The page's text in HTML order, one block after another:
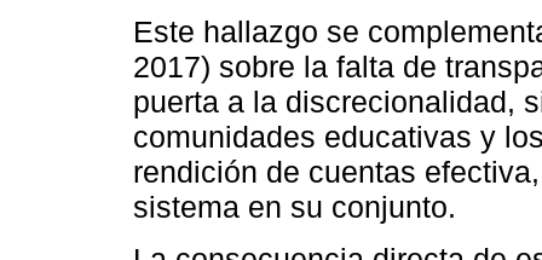
Este hallazgo se
2017) sobre la falta de
puerta a la discrecionalidad,
comunidades educativas y
rendición de cuentas
sistema en su conjunto.